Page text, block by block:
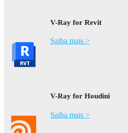
V-Ray for Revit
Saiba mais >
V-Ray for Houdini
Saiba mais >